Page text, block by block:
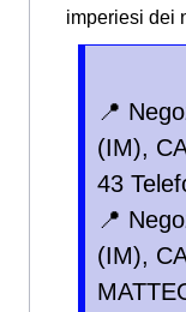
imperiesi dei
📍
(IM),
43
📍
(IM),